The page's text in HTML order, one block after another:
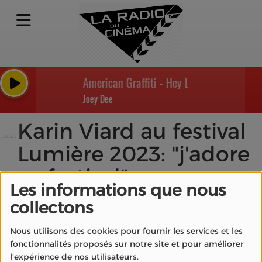
Les informations que nous
collectons
Nous utilisons des cookies pour fournir les services et les
fonctionnalités proposés sur notre site et pour améliorer
l'expérience de nos utilisateurs.
American Graffiti - Hey Let's Twist
Joey Dee
Karin Viard au festival
Lumière 2023: "j'adore
ce festival"